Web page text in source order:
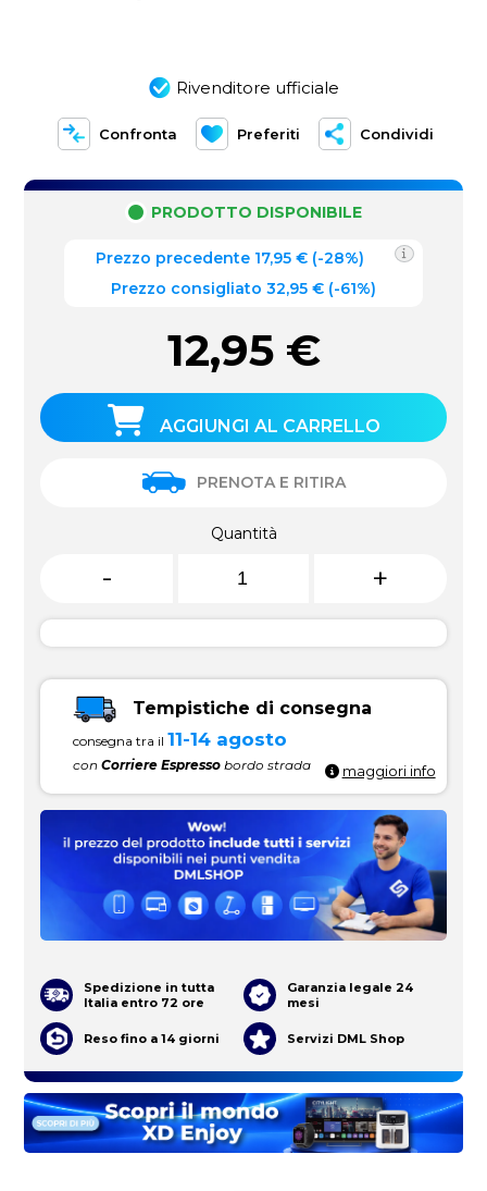
Rivenditore ufficiale
Confronta Preferiti Condividi
PRODOTTO DISPONIBILE
Prezzo precedente 17,95 € (-28%)
Prezzo consigliato 32,95 € (-61%)
12,95 €
AGGIUNGI AL CARRELLO
PRENOTA E RITIRA
Quantità
- +
Tempistiche di consegna
consegna tra il 11-14 agosto
conCorriere Espresso bordo strada maggiori info
Spedizione in tutta
Italia entro 72 ore
Garanzia legale 24
mesi
Reso fino a 14 giorni Servizi DML Shop